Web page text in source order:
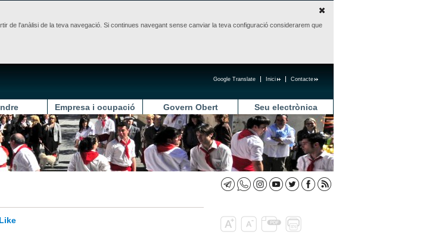
de l'anàlisi de la teva navegació. Si continues navegant sense canviar la teva configuració considerarem que
Contacte
Inici
Google Translate
Empresa i ocupació Govern Obert Seu electrònica